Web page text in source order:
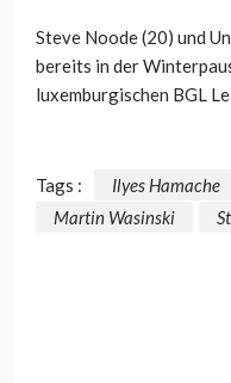
Steve Noode (20) und
bereits in der
luxemburgischen BGL
Tags : Ilyes Hamache
Martin Wasinski